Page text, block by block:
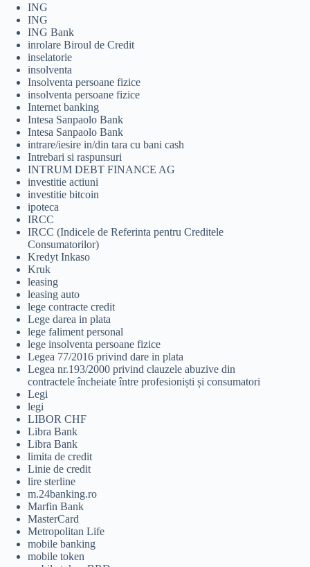
ING
ING
ING Bank
inrolare Biroul de Credit
inselatorie
insolventa
Insolventa persoane fizice
insolventa persoane fizice
Internet banking
Intesa Sanpaolo Bank
Intesa Sanpaolo Bank
intrare/iesire in/din tara cu bani cash
Intrebari si raspunsuri
INTRUM DEBT FINANCE AG
investitie actiuni
investitie bitcoin
ipoteca
IRCC
IRCC (Indicele de Referinta pentru Creditele
Consumatorilor)
Kredyt Inkaso
Kruk
leasing
leasing auto
lege contracte credit
Lege darea in plata
lege faliment personal
lege insolventa persoane fizice
Legea 77/2016 privind dare in plata
Legea nr.193/2000 privind clauzele abuzive din
contractele încheiate între profesioniști și consumatori
Legi
legi
LIBOR CHF
Libra Bank
Libra Bank
limita de credit
Linie de credit
lire sterline
m.24banking.ro
Marfin Bank
MasterCard
Metropolitan Life
mobile banking
mobile token